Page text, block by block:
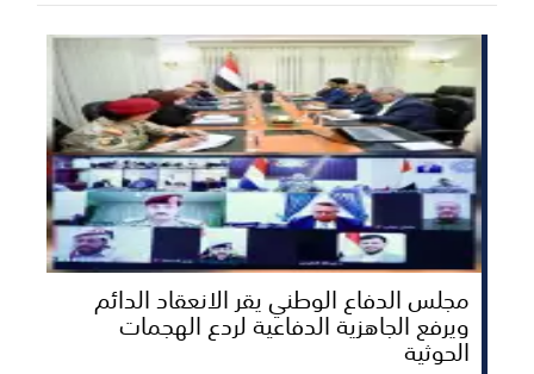
مجلس الدفاع الوطني يقر الانعقاد الدائم
ويرفع الجاهزية الدفاعية لردع الهجمات
الحوثية